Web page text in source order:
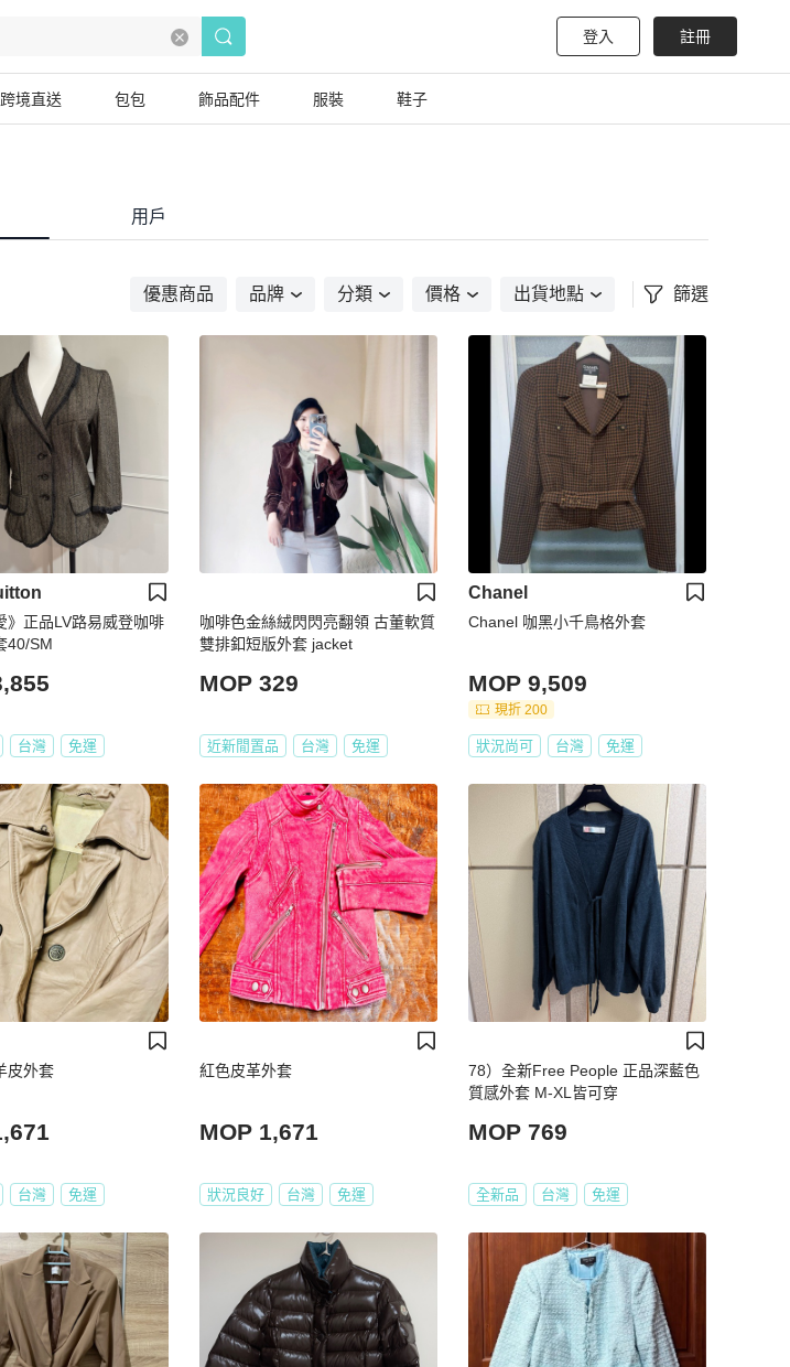
登入 註冊
跨境直送 包包 飾品配件 服裝 鞋子
用戶
優惠商品 品牌 分類 價格 出貨地點 篩選
》正品LV路易威登咖啡
40/SM
台灣 免運
咖啡色金絲絨閃閃亮翻領 古董軟質
雙排釦短版外套 jacket
MOP 329
近新閒置品 台灣 免運
Chanel
Chanel 咖黑小千鳥格外套
MOP 9,509
現折 200
狀況尚可 台灣 免運
皮外套
台灣 免運
紅色皮革外套
MOP 1,671
狀況良好 台灣 免運
78）全新Free People 正品深藍色
質感外套 M-XL皆可穿
MOP 769
全新品 台灣 免運